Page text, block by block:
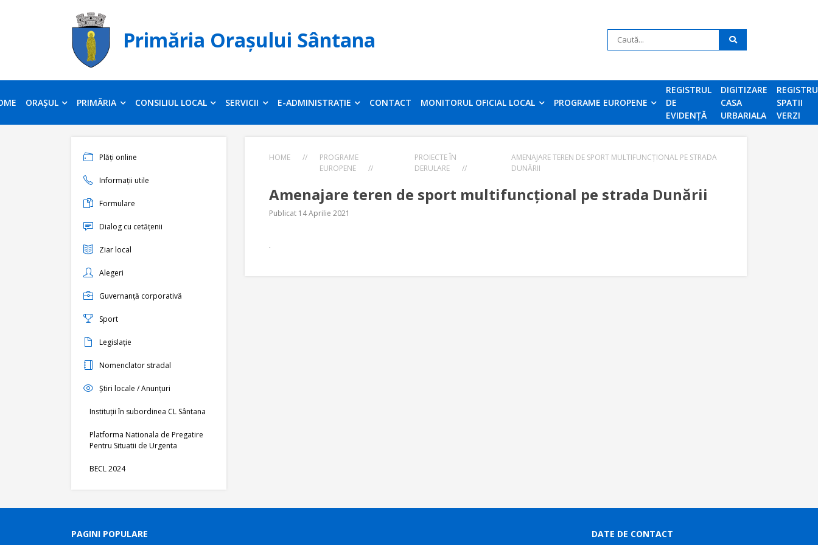
Primăria Orașului Sântana
ORAȘUL PRIMĂRIA CONSILIUL LOCAL SERVICII E-ADMINISTRAȚIE CONTACT MONITORUL OFICIAL LOCAL PROGRAME EUROPENE
REGISTRUL
DE
EVIDENȚĂ
DIGITIZARE
CASA
URBARIALA
REGISTRU
SPATII
VERZI
Plăți online
Informații utile
Formulare
Dialog cu cetățenii
Ziar local
Alegeri
Guvernanță corporativă
Sport
Legislație
Nomenclator stradal
Știri locale / Anunțuri
Instituții în subordinea CL Sântana
Platforma Nationala de Pregatire
Pentru Situatii de Urgenta
BECL 2024
HOME //
PROGRAME
EUROPENE
//
PROIECTE ÎN
DERULARE
//
AMENAJARE TEREN DE SPORT MULTIFUNCȚIONAL PE STRADA
DUNĂRII
Amenajare teren de sport multifuncțional pe strada Dunării
Publicat 14 Aprilie 2021
.
PAGINI POPULARE DATE DE CONTACT